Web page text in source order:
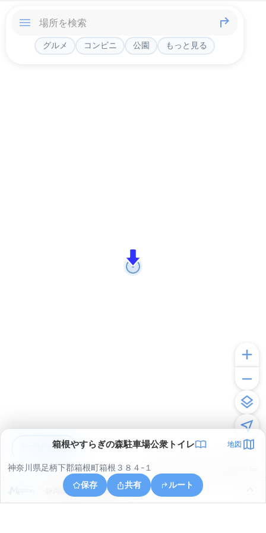
グルメ コンビニ 公園 もっと見る
箱根やすらぎの森駐車場公衆トイレ 地図
神奈川県足柄下郡箱根町箱根３８４-１
保存
共有 ルート
静岡県田方郡函南町桑原
アプリで見る